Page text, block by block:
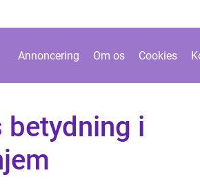
Annoncering Om os Cookies
betydning i